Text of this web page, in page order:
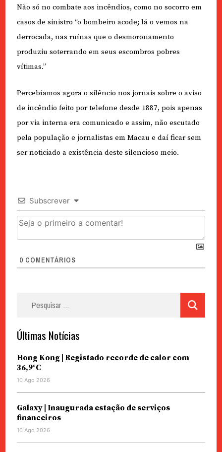
Não só no combate aos incêndios, como no socorro em
casos de sinistro “o bombeiro acode; lá o vemos na
derrocada, nas ruínas que o desmoronamento
produziu soterrando em seus escombros pobres
vítimas.”
Percebíamos agora o silêncio nos jornais sobre o aviso
de incêndio feito por telefone desde 1887, pois apenas
por via interna era comunicado e assim, não escutado
pela população e jornalistas em Macau e daí ficar sem
ser noticiado a existência deste silencioso meio.
Subscrever
0 COMENTÁRIOS
Últimas Notícias
Hong Kong | Registado recorde de calor com
36,9°C
10 Ago 2026
Galaxy | Inaugurada estação de serviços
financeiros
10 Ago 2026